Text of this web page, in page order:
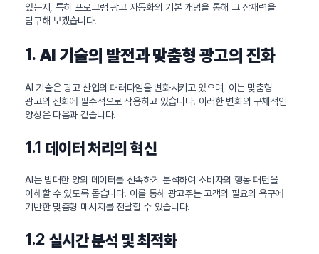
있는지, 특히 프로그램 광고 자동화의 기본 개념을 통해 그 잠재력을
탐구해 보겠습니다.
1.AI 기술의 발전과 맞춤형 광고의 진화
AI 기술은 광고 산업의 패러다임을 변화시키고 있으며, 이는 맞춤형
광고의 진화에 필수적으로 작용하고 있습니다. 이러한 변화의 구체적인
양상은 다음과 같습니다.
1.1 데이터 처리의 혁신
AI는 방대한 양의 데이터를 신속하게 분석하여 소비자의 행동 패턴을
이해할 수 있도록 돕습니다. 이를 통해 광고주는 고객의 필요와 욕구에
기반한 맞춤형 메시지를 전달할 수 있습니다.
1.2 실시간 분석 및 최적화